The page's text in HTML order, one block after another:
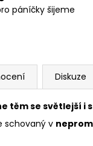
páníčky šijeme
Diskuze
těm se světlejší i
schovaný v